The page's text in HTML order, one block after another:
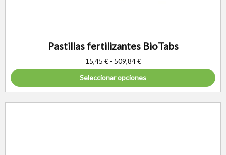
Pastillas fertilizantes BioTabs
15,45 € - 509,84€
Seleccionar opciones